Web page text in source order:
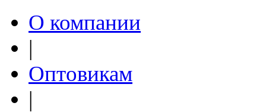
О компании
|
Оптовикам
|